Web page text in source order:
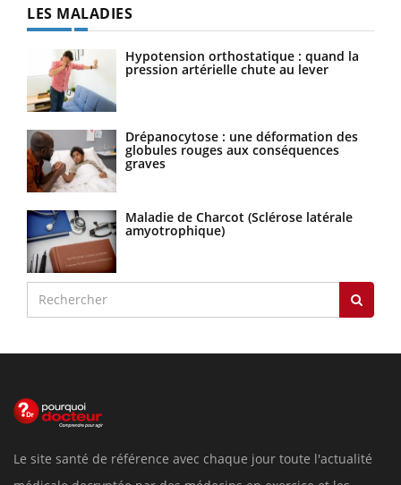
LES MALADIES
Hypotension orthostatique : quand la
pression artérielle chute au lever
Drépanocytose : une déformation des
globules rouges aux conséquences
graves
Maladie de Charcot (Sclérose latérale
amyotrophique)
Le site santé de référence avec chaque jour toute l'actualité